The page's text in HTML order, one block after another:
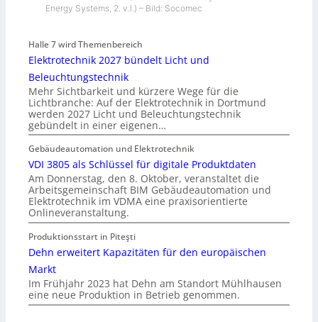
Energy Systems, 2. v.l.) – Bild: Socomec
Halle 7 wird Themenbereich
Elektrotechnik 2027 bündelt Licht und
Beleuchtungstechnik
Mehr Sichtbarkeit und kürzere Wege für die
Lichtbranche: Auf der Elektrotechnik in Dortmund
werden 2027 Licht und Beleuchtungstechnik
gebündelt in einer eigenen…
Gebäudeautomation und Elektrotechnik
VDI 3805 als Schlüssel für digitale Produktdaten
Am Donnerstag, den 8. Oktober, veranstaltet die
Arbeitsgemeinschaft BIM Gebäudeautomation und
Elektrotechnik im VDMA eine praxisorientierte
Onlineveranstaltung.
Produktionsstart in Piteşti
Dehn erweitert Kapazitäten für den europäischen
Markt
Im Frühjahr 2023 hat Dehn am Standort Mühlhausen
eine neue Produktion in Betrieb genommen.